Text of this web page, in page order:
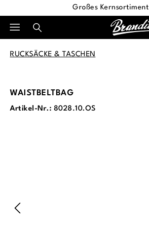
Großes Kernsortiment
RUCKSÄCKE & TASCHEN
WAISTBELTBAG
Artikel-Nr.: 8028.10.OS